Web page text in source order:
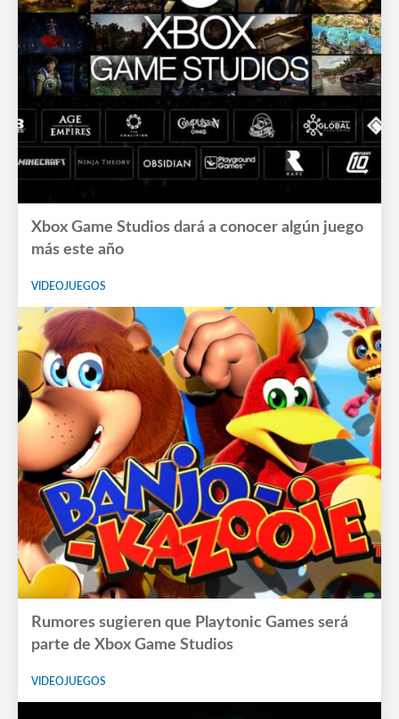
Xbox Game Studios dará a conocer algún juego
más este año
VIDEOJUEGOS
Rumores sugieren que Playtonic Games será
parte de Xbox Game Studios
VIDEOJUEGOS